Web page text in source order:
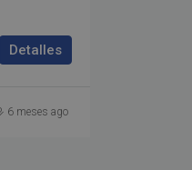
Detalles
6 meses ago